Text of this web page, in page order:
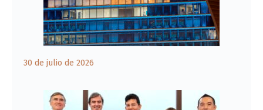
30 de julio de 2026